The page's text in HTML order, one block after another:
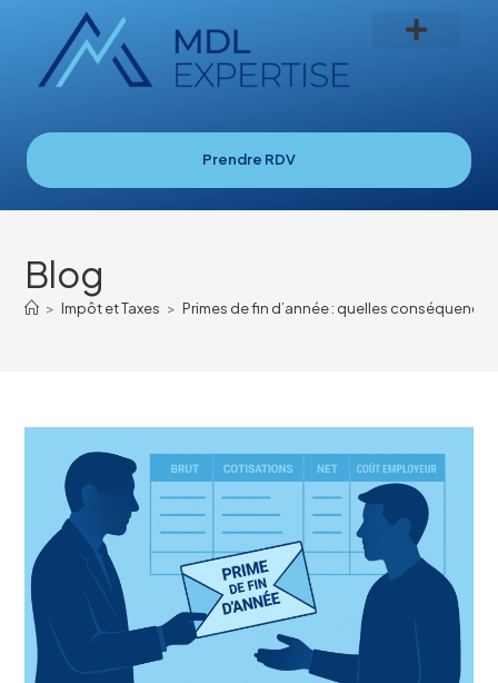
Prendre RDV
Blog
> Impôt et Taxes > Primes de fin d’année : quelles